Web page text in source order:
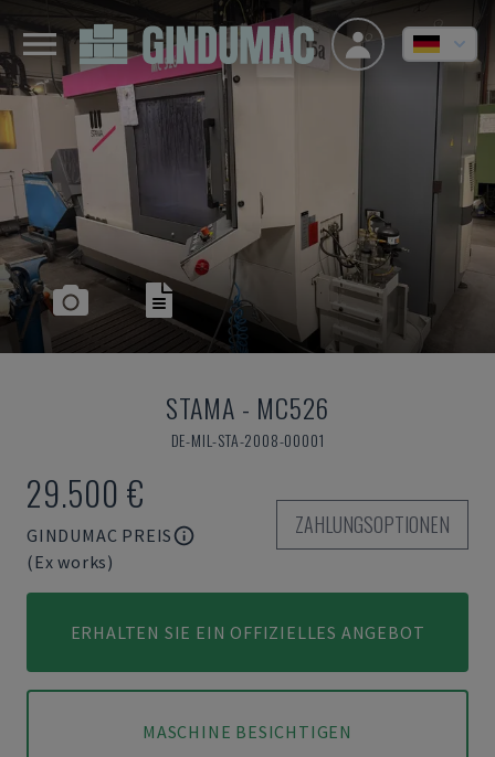
STAMA - MC526
DE-MIL-STA-2008-00001
29.500 €
GINDUMAC PREIS
(Ex works)
ZAHLUNGSOPTIONEN
ERHALTEN SIE EIN OFFIZIELLES ANGEBOT
MASCHINE BESICHTIGEN